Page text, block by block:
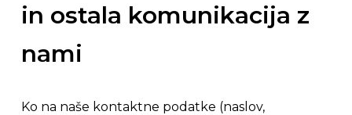
in ostala komunikacija z
nami
Ko na naše kontaktne podatke (naslov,